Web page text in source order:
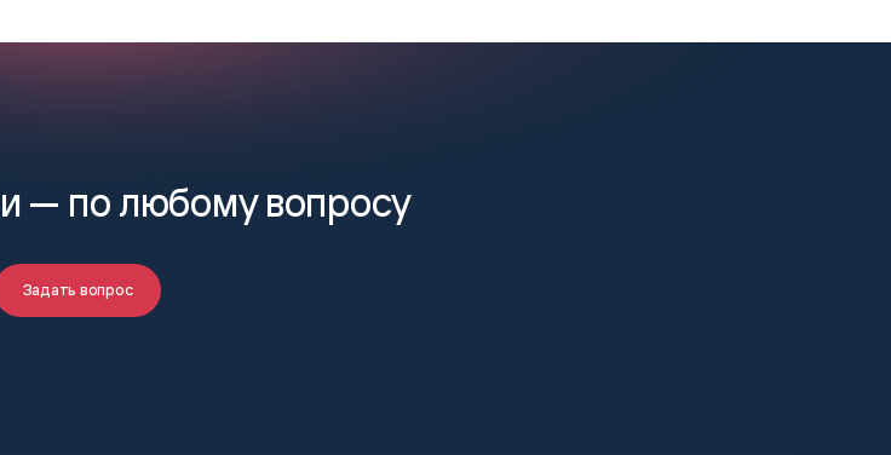
— по любому вопросу
Задать вопрос